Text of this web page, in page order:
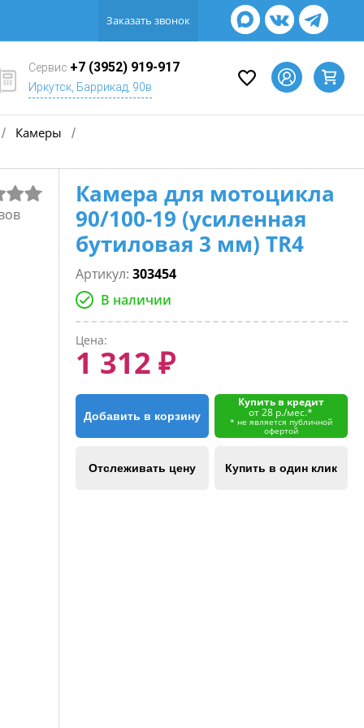
Заказать звонок
Сервис +7 (3952) 919-917
Иркутск, Баррикад, 90в
/ Камеры /
Камера для мотоцикла
90/100-19 (усиленная
бутиловая 3 мм) TR4
Артикул: 303454
В наличии
Цена:
1 312 ₽
Добавить в корзину
Купить в кредит
от 28 р./мес.*
* не является публичной
офертой
Отслеживать цену Купить в один клик